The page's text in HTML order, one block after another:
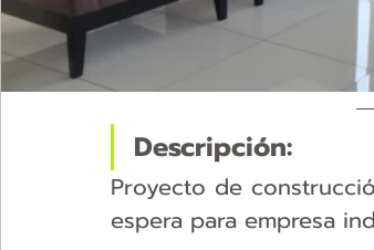
Descripción:
Proyecto de
espera para empresa